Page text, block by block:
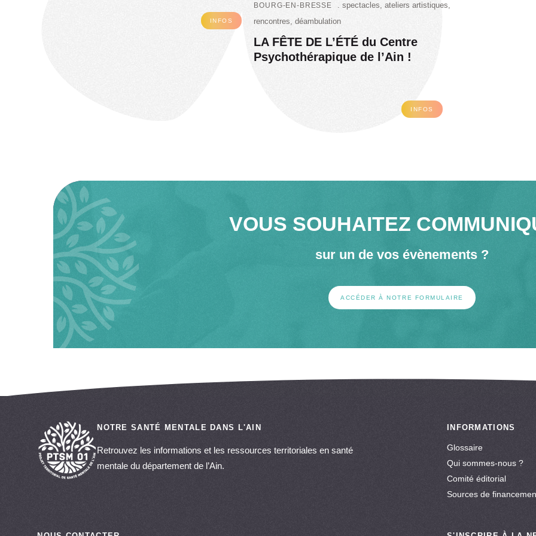
INFOS
BOURG-EN-BRESSE
spectacles, ateliers artistiques,
rencontres, déambulation
LA FÊTE DE L’ÉTÉ du Centre
Psychothérapique de l’Ain !
INFOS
VOUS SOUHAITEZ
sur un de vos évènements ?
ACCÉDER À NOTRE FORMULAIRE
NOTRE SANTÉ MENTALE DANS L'AIN
Retrouvez les informations et les ressources territoriales en santé
mentale du département de l’Ain.
INFORMATIONS
Glossaire
Qui sommes-nous ?
Comité éditorial
Sources de